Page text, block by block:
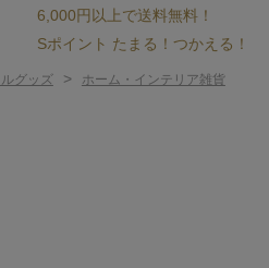
6,000円以上で送料無料！
Sポイント たまる！つかえる！
グッズ > ホーム・インテリア雑貨